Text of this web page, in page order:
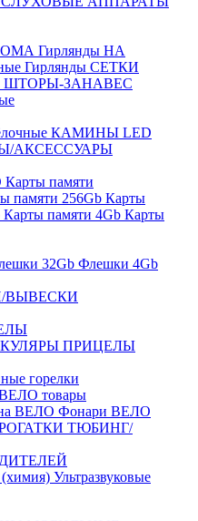
Гирлянды НА
Гирлянды СЕТКИ
ШТОРЫ-ЗАНАВЕС
КАМИНЫ LED
АКСЕССУАРЫ
Карты памяти
памяти 256Gb Карты
Карты памяти 4Gb Карты
32Gb Флешки 4Gb
ВЫВЕСКИ
ПРИЦЕЛЫ
горелки
товары
ВЕЛО Фонари ВЕЛО
ТЮБИНГ/
(химия) Ультразвуковые